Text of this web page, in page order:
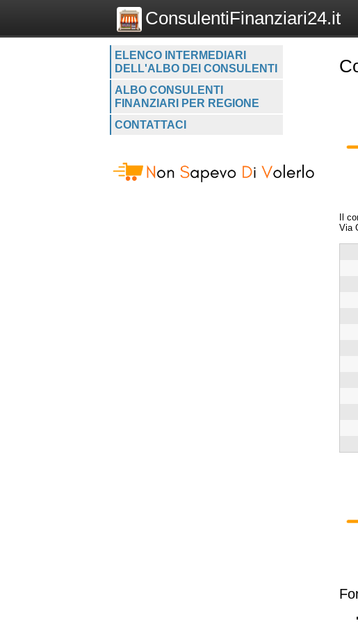
ConsulentiFinanziari24.it
ELENCO INTERMEDIARI
DELL'ALBO DEI CONSULENTI
ALBO CONSULENTI
FINANZIARI PER REGIONE
CONTATTACI
Il
Via